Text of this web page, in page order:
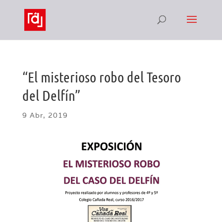
“El misterioso robo del Tesoro
del Delfín”
9 Abr, 2019